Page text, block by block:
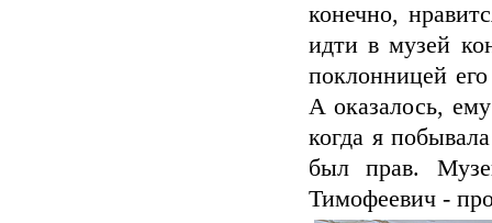
конечно,
идти в музей
поклонницей
А оказалось,
когда я
был прав.
Тимофеевич -